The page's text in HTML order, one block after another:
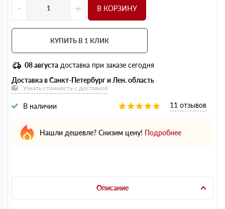
- + В КОРЗИНУ
КУПИТЬ В 1 КЛИК
08 августа доставка при заказе сегодня
Доставка в Санкт-Петербург и Лен. область
Узнать стоимость с доставкой
В наличии 11 отзывов
Нашли дешевле? Снизим цену! Подробнее
Описание